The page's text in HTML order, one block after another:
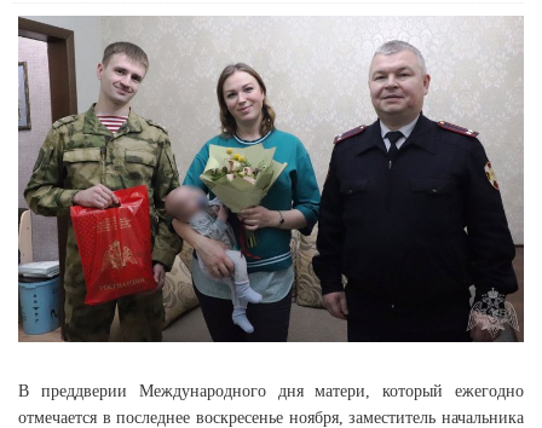
В преддверии Международного дня матери, который ежегодно
отмечается в последнее воскресенье ноября, заместитель начальника